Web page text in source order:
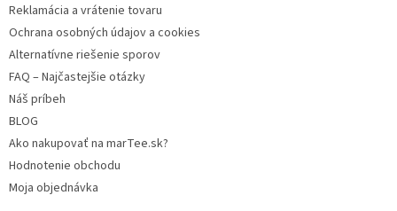
Reklamácia a vrátenie tovaru
Ochrana osobných údajov a cookies
Alternatívne riešenie sporov
FAQ – Najčastejšie otázky
Náš príbeh
BLOG
Ako nakupovať na marTee.sk?
Hodnotenie obchodu
Moja objednávka